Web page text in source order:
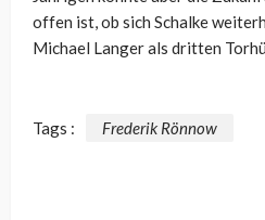
offen ist, ob sich Schalke
Michael Langer als dritten
Tags : Frederik Rönnow